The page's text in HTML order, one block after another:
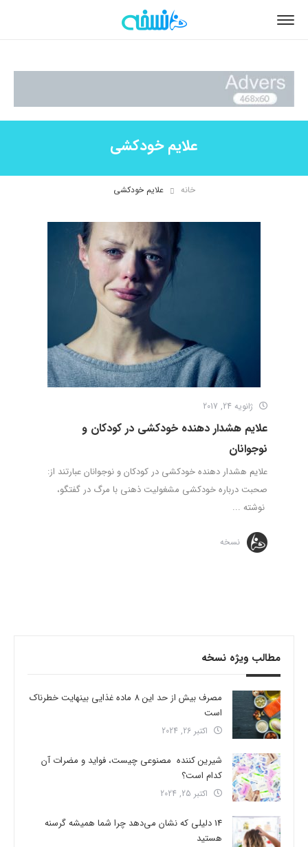
علایم خودکشی
خانه علایم خودکشی
ژانویه 24, 2017
علایم هشدار دهنده خودکشی در کودکان و
نوجوانان
علایم هشدار دهنده خودکشی در کودکان و نوجوانان عبارتند از:
صحبت درباره خودکشی مشغولیت ذهنی با مرگ در گفتگو،
نوشته ...
نسخه
مطالب ویژه نسخه
مصرف بیش از حد این 8 ماده غذایی بینهایت خطرناک
است
اکتبر 26, 2024
شیرین کننده مصنوعی چیست، فواید و مضرات آن
کدام است؟
اکتبر 25, 2024
14 دلیلی که نشان می‌دهد چرا شما همیشه گرسنه
هستید